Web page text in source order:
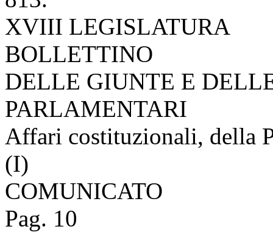
XVIII LEGISLATURA
BOLLETTINO
DELLE GIUNTE E
PARLAMENTARI
Affari costituzionali, della
(I)
COMUNICATO
Pag. 10